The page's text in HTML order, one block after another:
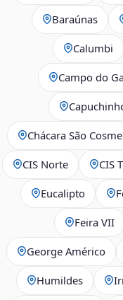
Baraúnas
Calumbi
Campo do
Chácara São Cosme
CIS Norte CIS
Eucalipto
Feira VII
George Américo
Humildes